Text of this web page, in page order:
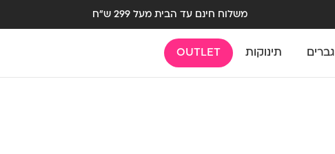
משלוח חינם עד הבית מעל 299 ש"ח
גברים תינוקות OUTLET